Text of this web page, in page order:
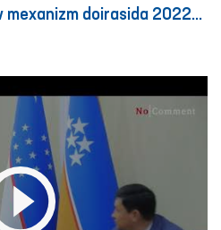
mexanizm doirasida 2022
monitoring